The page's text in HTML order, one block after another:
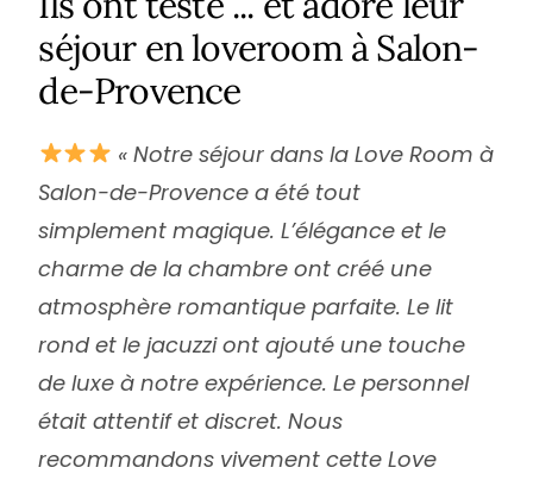
séjour en loveroom à Salon-
de-Provence
« Notre séjour dans la Love Room à
Salon-de-Provence a été tout
simplement magique. L’élégance et le
charme de la chambre ont créé une
atmosphère romantique parfaite. Le lit
rond et le jacuzzi ont ajouté une touche
de luxe à notre expérience. Le personnel
était attentif et discret. Nous
recommandons vivement cette Love